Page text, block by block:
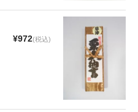
¥972(税込)